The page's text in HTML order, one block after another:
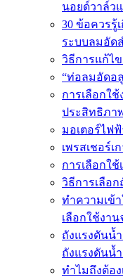
นอยด์วาล์ว
30 ข้อควรรู้
ระบบลมอัด
วิธีการแก้ไข
“ท่อลมอัดอ
การเลือกใ
ประสิทธิภา
มอเตอร์ไฟ
เพรสเชอร์เก
การเลือกใ
วิธีการเลือ
ทำความเข้
เลือกใช้งาน
ถังแรงดันน้
ถังแรงดันน้
ทำไมถึงต้อง